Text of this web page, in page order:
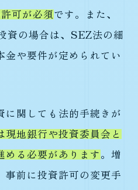
可が必須 です。また、
資の場合は、SEZ法の細
金や要件が定められてい
に関しても法的手続きが
現地銀行や投資委員会と
める必要があります 。増
事前に投資許可の変更手